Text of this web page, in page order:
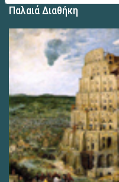
Παλαιά Διαθήκη